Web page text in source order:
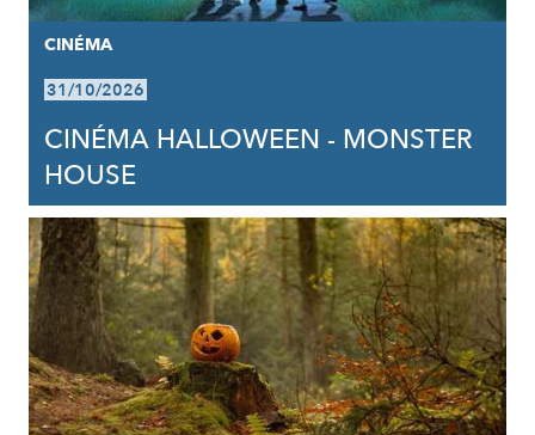
CINÉMA
31/10/2026
CINÉMA HALLOWEEN - MONSTER
HOUSE